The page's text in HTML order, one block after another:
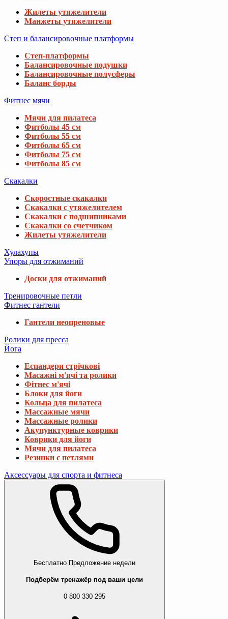
Жилеты утяжелители
Манжеты утяжелители
Степ и балансировочные платформы
Степ-платформы
Балансировочные подушки
Балансировочные полусферы
Баланс борды
Фитнес мячи
Мячи для пилатеса
Фитболы 45 см
Фитболы 55 см
Фитболы 65 см
Фитболы 75 см
Фитболы 85 см
Скакалки
Скоростные скакалки
Скакалки с утяжелителем
Скакалки с подшипниками
Скакалки со счетчиком
Жилеты утяжелители
Хулахупы
Упоры для отжиманий
Доски для отжиманий
Тренировочные петли
Фитнес гантели
Гантели неопреновые
Ролики для пресса
Йога
Еспандери стрічкові
Масажні м'ячі та ролики
Фітнес м'ячі
Блоки для йоги
Кольца для пилатеса
Массажные мячи
Массажные ролики
Акупунктурные коврики
Коврики для йоги
Мячи для пилатеса
Резинки с петлями
Аксессуары для спорта и фитнеса
Бесплатно Предложение недели
Подберём тренажёр под ваши цели
0 800 330 295